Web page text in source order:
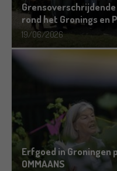
rond het Gronings en
19/06/2026
Erfgoed in Groningen
OMMAANS